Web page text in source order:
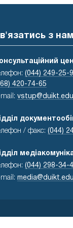
з
(044) 249-25-
420-74-65
/ факс: (044)
(044) 298-34-